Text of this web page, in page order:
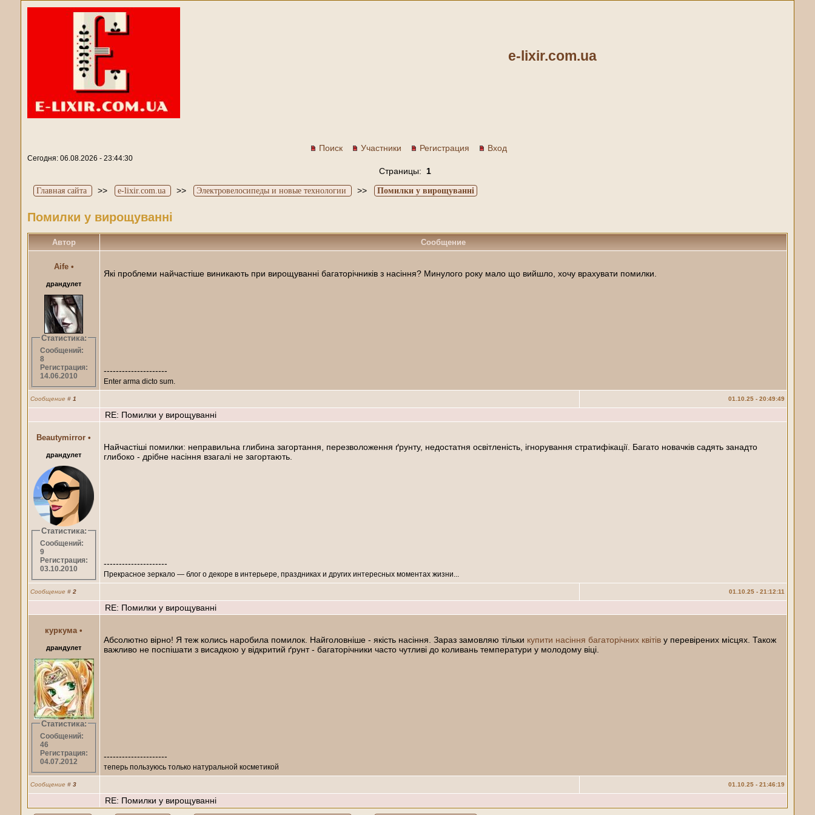
e-lixir.com.ua
Поиск Участники Регистрация Вход
Сегодня: 06.08.2026 - 23:44:30
Страницы: 1
Главная сайта >> e-lixir.com.ua >> Электровелосипеды и новые технологии >> Помилки у вирощуванні
Помилки у вирощуванні
Автор Сообщение
Aife •
драндулет
Статистика:
Сообщений:
8
Регистрация:
14.06.2010
Які проблеми найчастіше виникають при вирощуванні багаторічників з насіння? Минулого року мало що вийшло, хочу врахувати помилки.
---------------------
Enter arma dicto sum.
Сообщение # 1 01.10.25 - 20:49:49
RE: Помилки у вирощуванні
Beautymirror •
драндулет
Статистика:
Сообщений:
9
Регистрация:
03.10.2010
Найчастіші помилки: неправильна глибина загортання, перезволоження ґрунту, недостатня освітленість, ігнорування стратифікації. Багато новачків садять занадто
глибоко - дрібне насіння взагалі не загортають.
---------------------
Прекрасное зеркало — блог о декоре в интерьере, праздниках и других интересных моментах жизни...
Сообщение # 2 01.10.25 - 21:12:11
RE: Помилки у вирощуванні
куркума •
драндулет
Статистика:
Сообщений:
46
Регистрация:
04.07.2012
Абсолютно вірно! Я теж колись наробила помилок. Найголовніше - якість насіння. Зараз замовляю тільки купити насіння багаторічних квітіву перевірених місцях. Також
важливо не поспішати з висадкою у відкритий ґрунт - багаторічники часто чутливі до коливань температури у молодому віці.
---------------------
теперь пользуюсь только натуральной косметикой
Сообщение # 3 01.10.25 - 21:46:19
RE: Помилки у вирощуванні